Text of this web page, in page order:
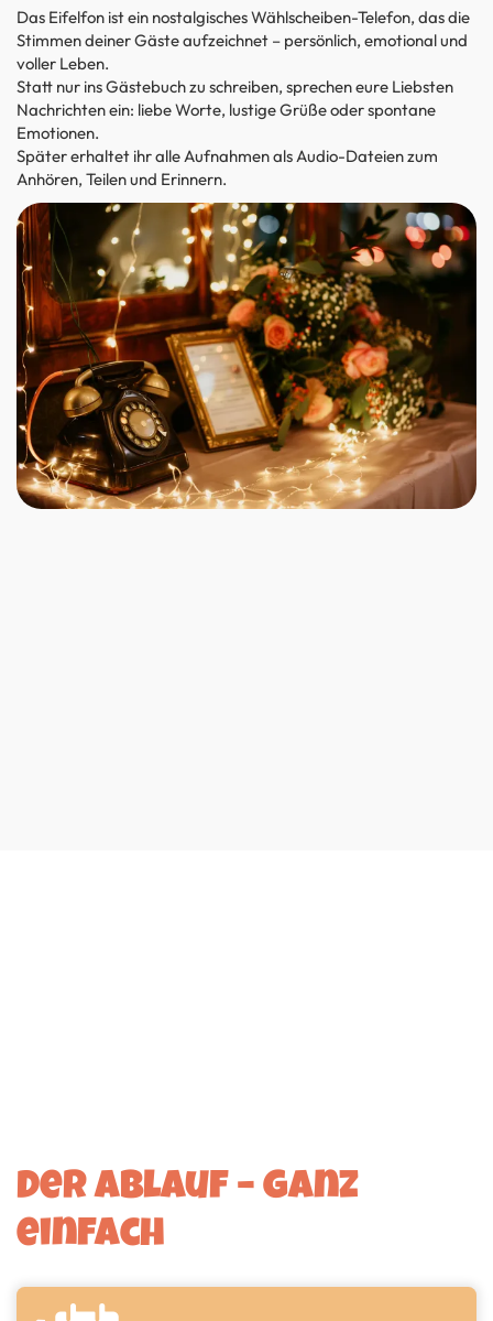
Das Eifelfon ist ein nostalgisches Wählscheiben-Telefon, das die
Stimmen deiner Gäste aufzeichnet – persönlich, emotional und
voller Leben.
Statt nur ins Gästebuch zu schreiben, sprechen eure Liebsten
Nachrichten ein: liebe Worte, lustige Grüße oder spontane
Emotionen.
Später erhaltet ihr alle Aufnahmen als Audio-Dateien zum
Anhören, Teilen und Erinnern.
Der Ablauf – ganz
einfach